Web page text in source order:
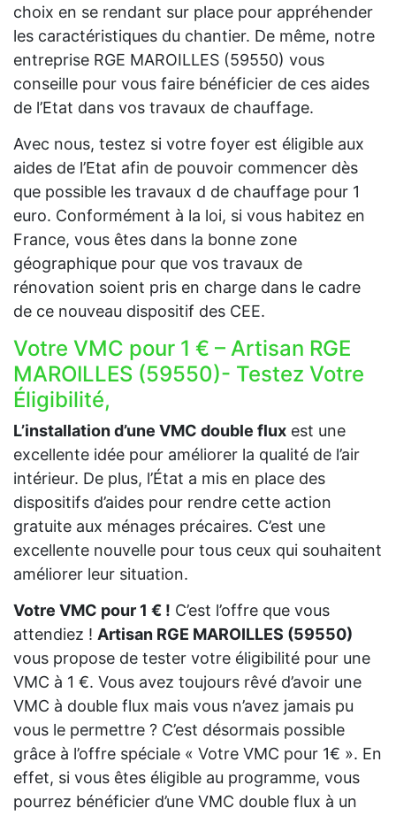
choix en se rendant sur place pour appréhender
les caractéristiques du chantier. De même, notre
entreprise RGE MAROILLES (59550) vous
conseille pour vous faire bénéficier de ces aides
de l’Etat dans vos travaux de chauffage.
Avec nous, testez si votre foyer est éligible aux
aides de l’Etat afin de pouvoir commencer dès
que possible les travaux d de chauffage pour 1
euro. Conformément à la loi, si vous habitez en
France, vous êtes dans la bonne zone
géographique pour que vos travaux de
rénovation soient pris en charge dans le cadre
de ce nouveau dispositif des CEE.
Votre VMC pour 1 € – Artisan RGE
MAROILLES (59550)- Testez Votre
Éligibilité,
L’installation d’une VMC double flux est une
excellente idée pour améliorer la qualité de l’air
intérieur. De plus, l’État a mis en place des
dispositifs d’aides pour rendre cette action
gratuite aux ménages précaires. C’est une
excellente nouvelle pour tous ceux qui souhaitent
améliorer leur situation.
Votre VMC pour 1 € ! C’est l’offre que vous
attendiez ! Artisan RGE MAROILLES (59550)
vous propose de tester votre éligibilité pour une
VMC à 1 €. Vous avez toujours rêvé d’avoir une
VMC à double flux mais vous n’avez jamais pu
vous le permettre ? C’est désormais possible
grâce à l’offre spéciale « Votre VMC pour 1€ ». En
effet, si vous êtes éligible au programme, vous
pourrez bénéficier d’une VMC double flux à un